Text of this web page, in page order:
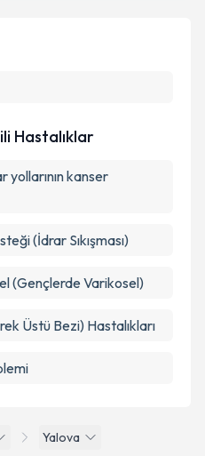
Yalova
Hastalıklar
yollarının kanser
(İdrar Sıkışması)
(Gençlerde Varikosel)
Üstü Bezi) Hastalıkları